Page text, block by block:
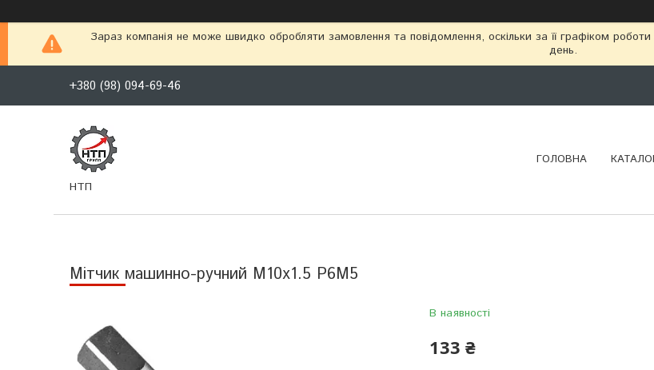
Зараз компанія не може швидко обробляти замовлення та повідомлення, оскільки за її графіком
день.
+380 (98) 094-69-46
НТП
ГОЛОВНА
Мітчик машинно-ручний М10х1.5 Р6М5
В наявності
133 ₴